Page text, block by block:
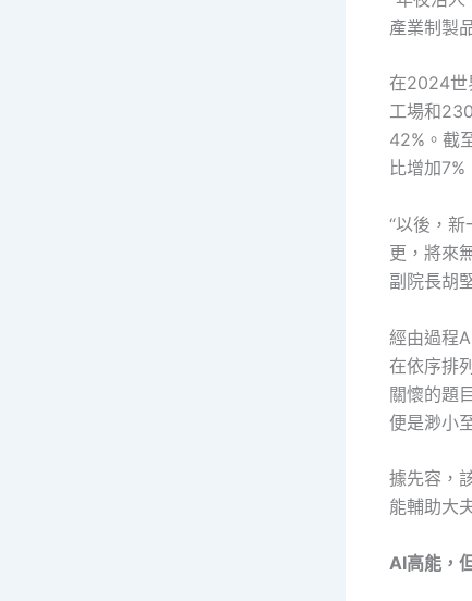
產業制製
在2024世
工場和
42%。截
比增加
“以後，
更，將來
副院長胡
經由過程
在依序排
關懷的題
便是渺小
據先容，
能輔助大
AI高能，